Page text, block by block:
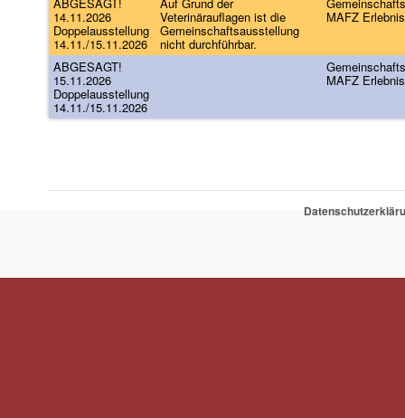
14.11.2026
Doppelausstellung
14.11./15.11.2026
Veterinärauflagen ist die
Gemeinschaftsausstellung
nicht durchführbar.
MAFZ
ABGESAGT!
15.11.2026
Doppelausstellung
14.11./15.11.2026
MAFZ